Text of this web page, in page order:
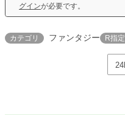
グインが必要です。
カテゴリ ファンタジー R指定